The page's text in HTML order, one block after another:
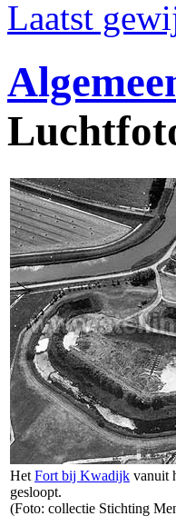
Laatst
Het Fort bij Kwadijk vanuit
gesloopt.
(Foto: collectie Stichting